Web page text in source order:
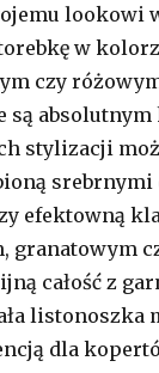
lookowi
w
czy
są absolutnym
stylizacji
srebrnymi
efektowną
granatowym
całość z
listonoszka
dla